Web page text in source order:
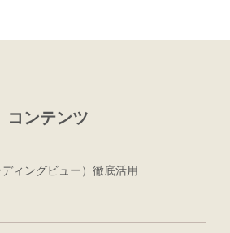
コンテンツ
ィングビュー）徹底活用